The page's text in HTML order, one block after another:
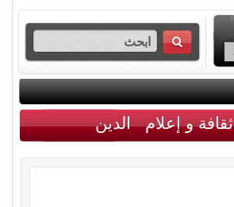
ثقافة و إعلام الدين